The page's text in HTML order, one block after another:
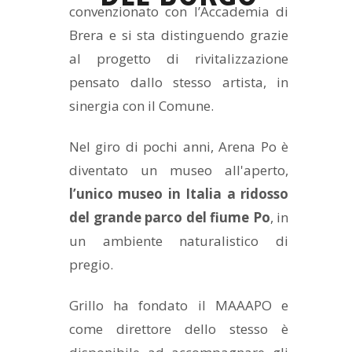
convenzionato con l’Accademia di
Brera e si sta distinguendo grazie
al progetto di rivitalizzazione
pensato dallo stesso artista, in
sinergia con il Comune.
Nel giro di pochi anni, Arena Po è
diventato un museo all'aperto,
l’unico museo in Italia a ridosso
del grande parco del fiume Po, in
un ambiente naturalistico di
pregio.
Grillo ha fondato il MAAAPO e
come direttore dello stesso è